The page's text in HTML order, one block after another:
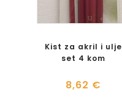
Kist za akril i ulje
set 4 kom
8,62 €